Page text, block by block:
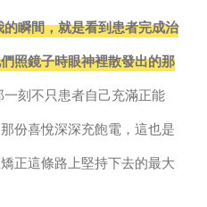
瞬間，就是看到患者完成治
照鏡子時眼神裡散發出的那
一刻不只患者自己充滿正能
份喜悅深深充飽電，這也是
正這條路上堅持下去的最大